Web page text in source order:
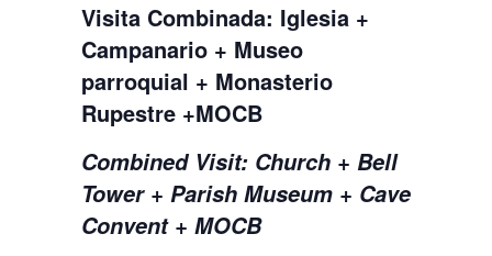
Visita Combinada: Iglesia +
Campanario + Museo
parroquial + Monasterio
Rupestre +MOCB
Combined Visit: Church + Bell
Tower + Parish Museum + Cave
Convent + MOCB